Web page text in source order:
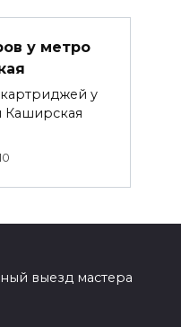
у метро
у
Каширская
выезд мастера